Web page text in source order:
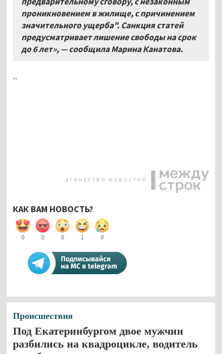
проникновением в жилище, с причинением
значительного ущерба". Санкция статей
предусматривает лишение свободы на срок
до 6 лет», — сообщила Марина Канатова.
...
КАК ВАМ НОВОСТЬ?
0 0 0 1 0
Происшествия
Под Екатеринбургом двое мужчин
разбились на квадроцикле, водитель